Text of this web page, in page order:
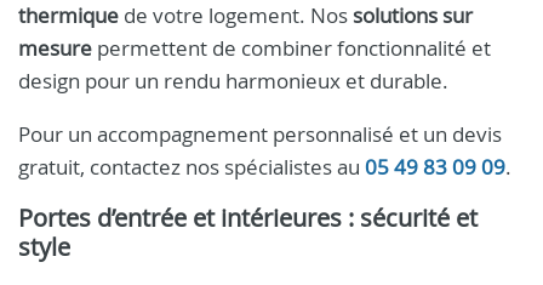
thermique de votre logement. Nos solutions sur
mesure permettent de combiner fonctionnalité et
design pour un rendu harmonieux et durable.
Pour un accompagnement personnalisé et un devis
gratuit, contactez nos spécialistes au 05 49 83 09 09.
Portes d’entrée et intérieures : sécurité et
style